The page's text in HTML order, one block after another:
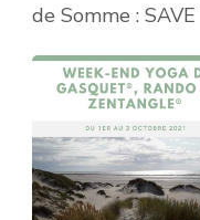
de Somme :